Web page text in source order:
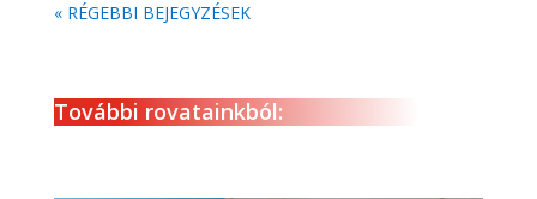
« RÉGEBBI BEJEGYZÉSEK
További rovatainkból: